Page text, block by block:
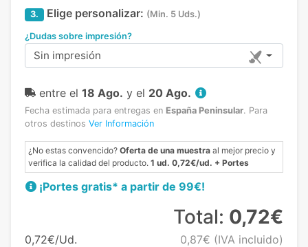
3. Elige personalizar: (Min. 5 Uds.)
¿Dudas sobre impresión?
Sin impresión
entre el 18 Ago. y el 20 Ago.
Fecha estimada para entregas en España Peninsular. Para
otros destinos Ver Información
¿No estas convencido? Oferta de una muestra al mejor precio y
verifica la calidad del producto. 1 ud. 0,72€/ud. + Portes
¡Portes gratis* a partir de 99€!
0,72€/Ud.
Total: 0,72€
0,87€ (IVA incluido)